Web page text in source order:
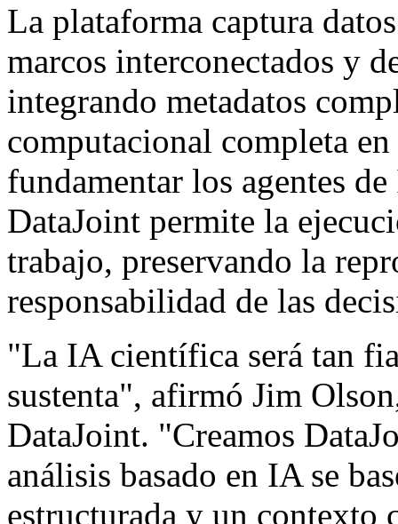
La plataforma captura
marcos interconectados y
integrando metadatos
computacional completa
fundamentar los agentes
DataJoint permite la
trabajo, preservando la
responsabilidad de las
"La IA científica será tan
sustenta", afirmó Jim
DataJoint. "Creamos
análisis basado en IA se
estructurada y un contexto